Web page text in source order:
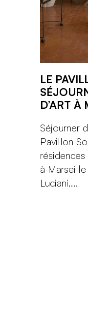
LE
D’ART À
Séjourner
Pavillon
à
Luciani....